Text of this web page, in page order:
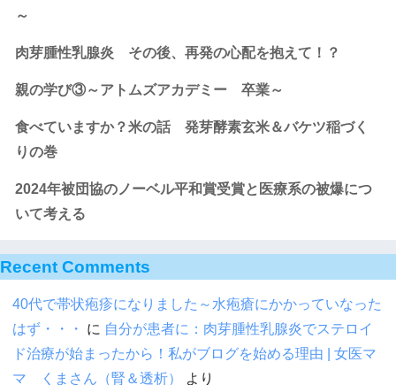
～
肉芽腫性乳腺炎 その後、再発の心配を抱えて！？
親の学び③～アトムズアカデミー 卒業～
食べていますか？米の話 発芽酵素玄米＆バケツ稲づく
りの巻
2024年被団協のノーベル平和賞受賞と医療系の被爆につ
いて考える
Recent Comments
40代で帯状疱疹になりました～水疱瘡にかかっていなった
はず・・・
に 自分が患者に：肉芽腫性乳腺炎でステロイ
ド治療が始まったから！私がブログを始める理由 | 女医マ
マ くまさん（腎＆透析）
より